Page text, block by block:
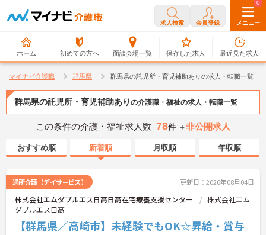
求人検索 会員登録 メニュー
ホーム 初めての方へ 面談会場一覧
0
保存した求人
0
最近見た求人
マイナビ介護職 群馬県 群馬県の託児所・育児補助ありの求人・転職一覧
群馬県の託児所・育児補助あり の介護職・福祉の求人・転職一覧
この条件の介護・福祉求人数 78件 ＋非公開求人
おすすめ順 新着順 月収順 年収順
通所介護（デイサービス） 更新日：2026年08月04日
株式会社エムダブルエス日高日高在宅療養支援センター
株式会社エム
ダブルエス日高
【群馬県／高崎市】未経験でもOK☆昇給・賞与